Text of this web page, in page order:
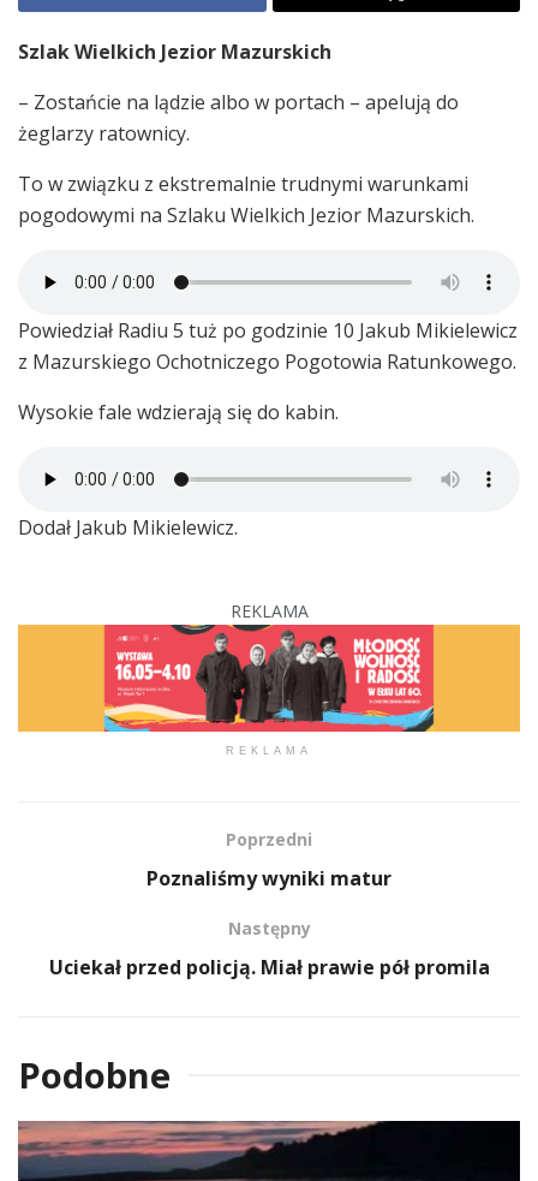
Szlak Wielkich Jezior Mazurskich
– Zostańcie na lądzie albo w portach – apelują do
żeglarzy ratownicy.
To w związku z ekstremalnie trudnymi warunkami
pogodowymi na Szlaku Wielkich Jezior Mazurskich.
Powiedział Radiu 5 tuż po godzinie 10 Jakub Mikielewicz
z Mazurskiego Ochotniczego Pogotowia Ratunkowego.
Wysokie fale wdzierają się do kabin.
Dodał Jakub Mikielewicz.
REKLAMA
REKLAMA
Poprzedni
Poznaliśmy wyniki matur
Następny
Uciekał przed policją. Miał prawie pół promila
Podobne